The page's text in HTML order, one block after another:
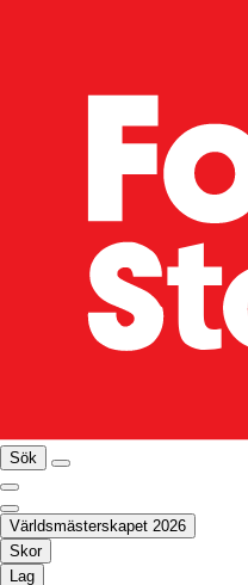
Sök
Världsmästerskapet 2026
Skor
Lag